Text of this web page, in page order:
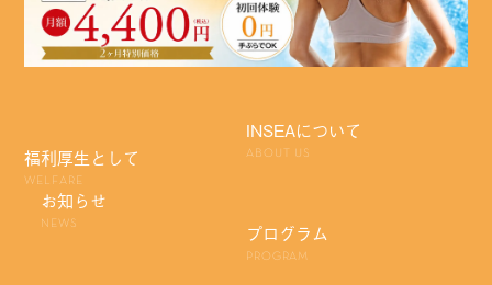
INSEAについて
ABOUT US
プログラム
PROGRAM
お知らせ
NEWS
福利厚生として
WELFARE